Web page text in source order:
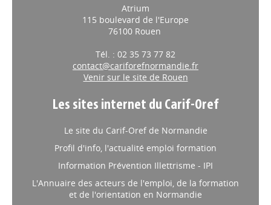
Atrium
115 boulevard de l'Europe
76100 Rouen
Tél. : 02 35 73 77 82
contact@cariforefnormandie.fr
Venir sur le site de Rouen
Les sites internet du Carif-Oref
Le site du Carif-Oref de Normandie
Profil d'info, l'actualité emploi formation
Information Prévention Illettrisme - IPI
L'Annuaire des acteurs de l'emploi, de la formation
et de l'orientation en Normandie